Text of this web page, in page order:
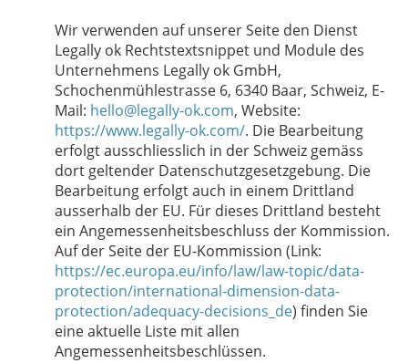
Wir verwenden auf unserer Seite den Dienst
Legally ok Rechtstextsnippet und Module des
Unternehmens Legally ok GmbH,
Schochenmühlestrasse 6, 6340 Baar, Schweiz, E-
Mail: hello@legally-ok.com, Website:
https://www.legally-ok.com/. Die Bearbeitung
erfolgt ausschliesslich in der Schweiz gemäss
dort geltender Datenschutzgesetzgebung. Die
Bearbeitung erfolgt auch in einem Drittland
ausserhalb der EU. Für dieses Drittland besteht
ein Angemessenheitsbeschluss der Kommission.
Auf der Seite der EU-Kommission (Link:
https://ec.europa.eu/info/law/law-topic/data-
protection/international-dimension-data-
protection/adequacy-decisions_de) finden Sie
eine aktuelle Liste mit allen
Angemessenheitsbeschlüssen.